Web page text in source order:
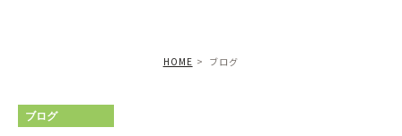
HOME ブログ
ブログ